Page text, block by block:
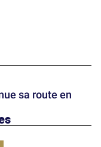
sa route en